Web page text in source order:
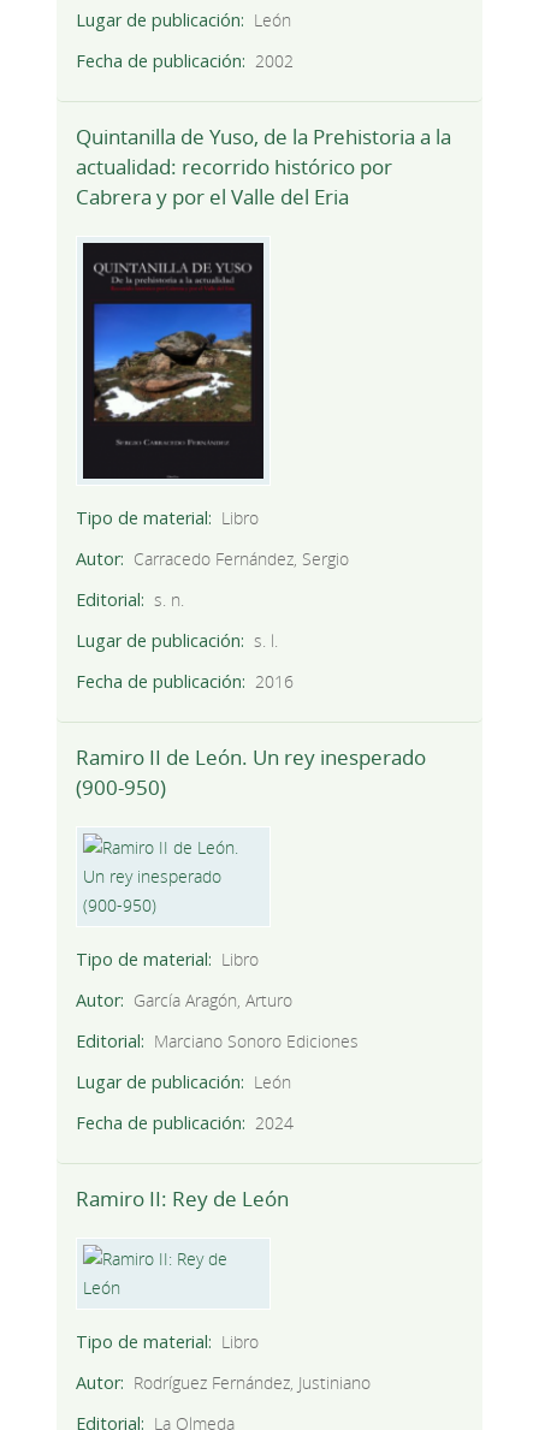
Lugar de publicación
León
Fecha de publicación
2002
Quintanilla de Yuso, de la Prehistoria a la
actualidad: recorrido histórico por
Cabrera y por el Valle del Eria
Tipo de material
Libro
Autor
Carracedo Fernández, Sergio
Editorial
s. n.
Lugar de publicación
s. l.
Fecha de publicación
2016
Ramiro II de León. Un rey inesperado
(900-950)
Tipo de material
Libro
Autor
García Aragón, Arturo
Editorial
Marciano Sonoro Ediciones
Lugar de publicación
León
Fecha de publicación
2024
Ramiro II: Rey de León
Tipo de material
Libro
Autor
Rodríguez Fernández, Justiniano
Editorial
La Olmeda